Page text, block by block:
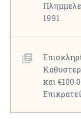
1991
και